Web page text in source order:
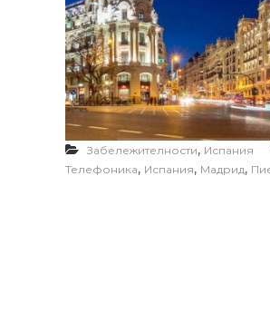
Забележителности, Испания
Телефоника, Испания, Мадрид,